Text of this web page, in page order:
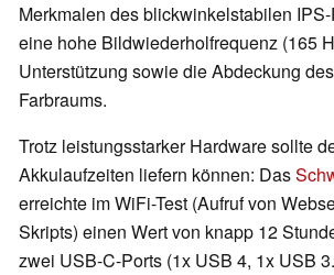
Merkmalen des blickwinkelstabilen
eine hohe Bildwiederholfrequenz (165
Unterstützung sowie die Abdeckung
Farbraums.
Trotz leistungsstarker Hardware sollte
Akkulaufzeiten liefern können: Das
erreichte im WiFi-Test (Aufruf von
Skripts) einen Wert von knapp 12
zwei USB-C-Ports (1x USB 4, 1x USB